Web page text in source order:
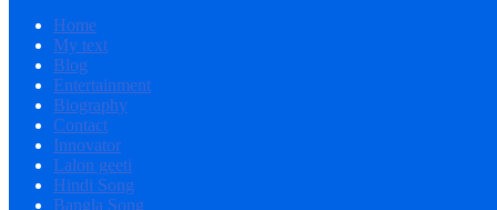
Home
My text
Blog
Entertainment
Biography
Contact
Innovator
Lalon geeti
Hindi Song
Bangla Song